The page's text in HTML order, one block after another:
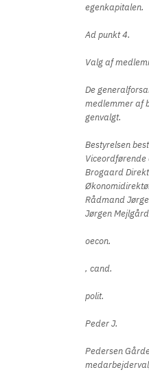
egenkapitalen.
Ad punkt 4.
Valg af
De
medlemmer af
genvalgt.
Bestyrelsen
Brogaard
Rådmand
Jørgen
oecon.
, cand.
polit.
Peder J.
Pedersen